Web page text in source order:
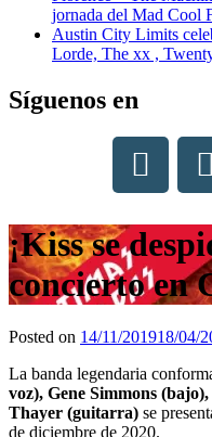
jornada del Mad Cool
Austin City Limits
Lorde, The xx ,
Síguenos en
¡Kiss se
concierto en
Posted on 14/11/201918/04/
La banda legendaria
voz), Gene Simmons
Thayer (guitarra) se
de diciembre de 2020.